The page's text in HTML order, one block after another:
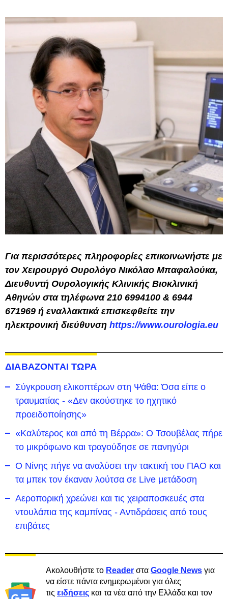
Για περισσότερες πληροφορίες επικοινωνήστε με
τον Χειρουργό Ουρολόγο Νικόλαο Μπαφαλούκα,
Διευθυντή Ουρολογικής Κλινικής Βιοκλινική
Αθηνών στα τηλέφωνα 210 6994100 & 6944
671969 ή εναλλακτικά επισκεφθείτε την
ηλεκτρονική διεύθυνση https://www.ourologia.eu
ΔΙΑΒΑΖΟΝΤΑΙ ΤΩΡΑ
Σύγκρουση ελικοπτέρων στη Ψάθα: Όσα είπε ο
τραυματίας - «Δεν ακούστηκε το ηχητικό
προειδοποίησης»
«Καλύτερος και από τη Βέρρα»: Ο Τσουβέλας πήρε
το μικρόφωνο και τραγούδησε σε πανηγύρι
Ο Νίνης πήγε να αναλύσει την τακτική του ΠΑΟ και
τα μπεκ τον έκαναν λούτσα σε Live μετάδοση
Αεροπορική χρεώνει και τις χειραποσκευές στα
ντουλάπια της καμπίνας - Αντιδράσεις από τους
επιβάτες
Ακολουθήστε το Reader στα Google News για
να είστε πάντα ενημερωμένοι για όλες
τις ειδήσεις και τα νέα από την Ελλάδα και τον